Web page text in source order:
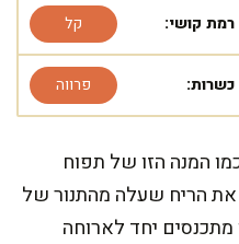
רמת קושי: קל
כשרות: פרווה
המנה הזו של תפוח
את הריח שעלה מהתנור של
יחד לארוחה